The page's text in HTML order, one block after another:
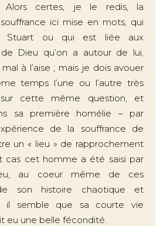
Alors certes, je le redis, la
ici mise en mots, qui
ou qui est liée aux
Dieu qu’on a autour de lui,
à l’aise ; mais je dois avouer
temps l’une ou l’autre très
sur cette même question, et
sa première homélie – par
de la souffrance de
un « lieu » de rapprochement
cas cet homme a été saisi par
au coeur même de ces
son histoire chaotique et
il semble que sa courte vie
eu une belle fécondité.